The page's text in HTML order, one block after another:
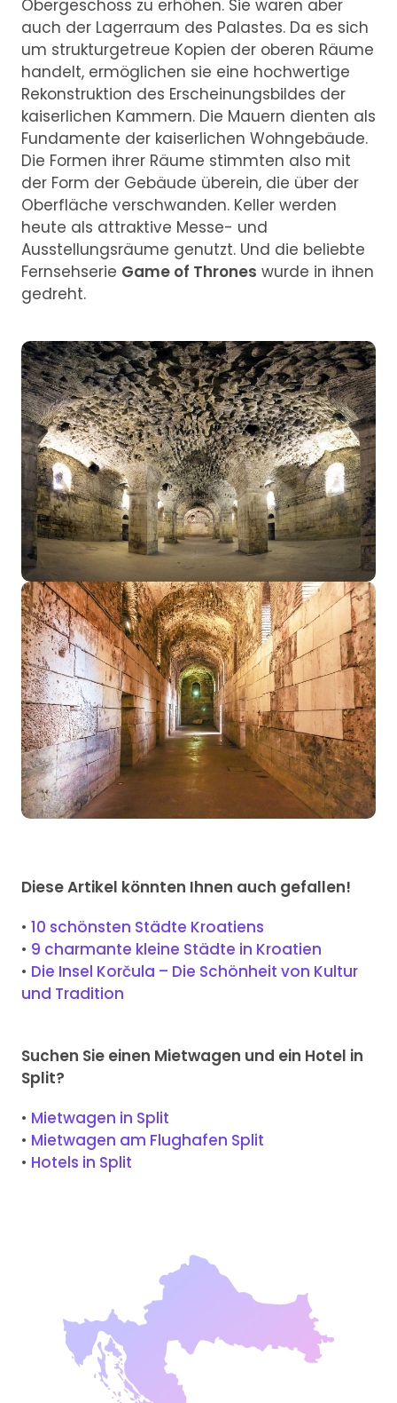
Obergeschoss zu erhöhen. Sie waren aber
auch der Lagerraum des Palastes. Da es sich
um strukturgetreue Kopien der oberen Räume
handelt, ermöglichen sie eine hochwertige
Rekonstruktion des Erscheinungsbildes der
kaiserlichen Kammern. Die Mauern dienten als
Fundamente der kaiserlichen Wohngebäude.
Die Formen ihrer Räume stimmten also mit
der Form der Gebäude überein, die über der
Oberfläche verschwanden. Keller werden
heute als attraktive Messe- und
Ausstellungsräume genutzt. Und die beliebte
Fernsehserie Game of Thrones wurde in ihnen
gedreht.
Diese Artikel könnten Ihnen auch gefallen!
• 10 schönsten Städte Kroatiens
• 9 charmante kleine Städte in Kroatien
• Die Insel Korčula – Die Schönheit von Kultur
und Tradition
Suchen Sie einen Mietwagen und ein Hotel in
Split?
• Mietwagen in Split
• Mietwagen am Flughafen Split
• Hotels in Split